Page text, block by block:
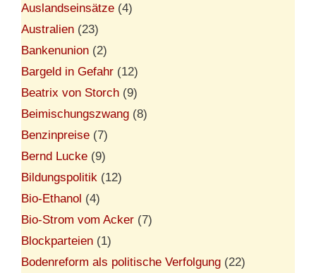
Auslandseinsätze (4)
Australien (23)
Bankenunion (2)
Bargeld in Gefahr (12)
Beatrix von Storch (9)
Beimischungszwang (8)
Benzinpreise (7)
Bernd Lucke (9)
Bildungspolitik (12)
Bio-Ethanol (4)
Bio-Strom vom Acker (7)
Blockparteien (1)
Bodenreform als politische Verfolgung (22)